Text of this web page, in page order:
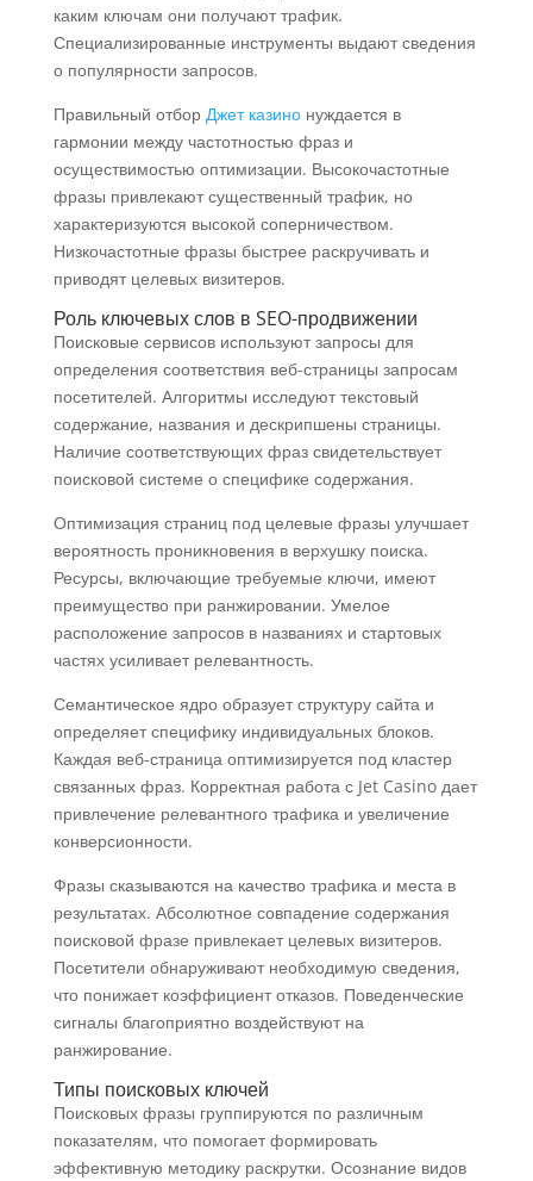
каким ключам они получают трафик.
Специализированные инструменты выдают сведения
о популярности запросов.
Правильный отбор Джет казинонуждается в
гармонии между частотностью фраз и
осуществимостью оптимизации. Высокочастотные
фразы привлекают существенный трафик, но
характеризуются высокой соперничеством.
Низкочастотные фразы быстрее раскручивать и
приводят целевых визитеров.
Роль ключевых слов в SEO-продвижении
Поисковые сервисов используют запросы для
определения соответствия веб-страницы запросам
посетителей. Алгоритмы исследуют текстовый
содержание, названия и дескрипшены страницы.
Наличие соответствующих фраз свидетельствует
поисковой системе о специфике содержания.
Оптимизация страниц под целевые фразы улучшает
вероятность проникновения в верхушку поиска.
Ресурсы, включающие требуемые ключи, имеют
преимущество при ранжировании. Умелое
расположение запросов в названиях и стартовых
частях усиливает релевантность.
Семантическое ядро образует структуру сайта и
определяет специфику индивидуальных блоков.
Каждая веб-страница оптимизируется под кластер
связанных фраз. Корректная работа с Jet Casino дает
привлечение релевантного трафика и увеличение
конверсионности.
Фразы сказываются на качество трафика и места в
результатах. Абсолютное совпадение содержания
поисковой фразе привлекает целевых визитеров.
Посетители обнаруживают необходимую сведения,
что понижает коэффициент отказов. Поведенческие
сигналы благоприятно воздействуют на
ранжирование.
Типы поисковых ключей
Поисковых фразы группируются по различным
показателям, что помогает формировать
эффективную методику раскрутки. Осознание видов